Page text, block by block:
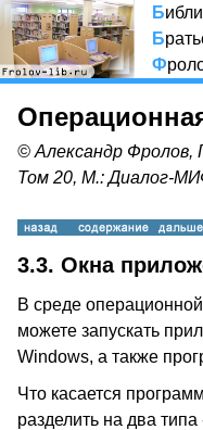
Б
Б
Ф
© Александр Фролов,
Том 20, М.: Диалог-
3.3. Окна
В среде
можете запускать
Windows, а также
Что касается
разделить на два